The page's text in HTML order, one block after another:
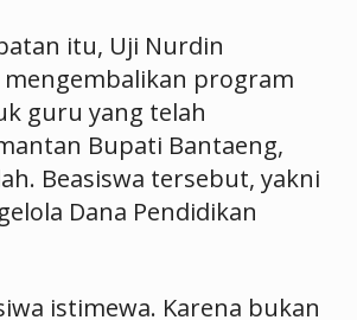
itu, Uji Nurdin
program
guru yang telah
Bupati Bantaeng,
Beasiswa tersebut, yakni
Dana Pendidikan
istimewa. Karena bukan